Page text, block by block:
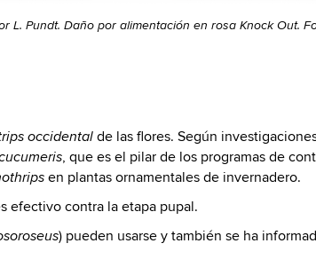
L. Pundt. Daño por alimentación en rosa Knock Out.
occidental de las flores. Según
, que es el pilar de los programas de
en plantas ornamentales de invernadero.
efectivo contra la etapa pupal.
) pueden usarse y también se ha